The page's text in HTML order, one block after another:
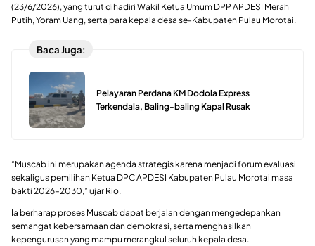
(23/6/2026), yang turut dihadiri Wakil Ketua Umum DPP APDESI Merah
Putih, Yoram Uang, serta para kepala desa se-Kabupaten Pulau Morotai.
Baca Juga:
Pelayaran Perdana KM Dodola Express
Terkendala, Baling-baling Kapal Rusak
“Muscab ini merupakan agenda strategis karena menjadi forum evaluasi
sekaligus pemilihan Ketua DPC APDESI Kabupaten Pulau Morotai masa
bakti 2026–2030,” ujar Rio.
Ia berharap proses Muscab dapat berjalan dengan mengedepankan
semangat kebersamaan dan demokrasi, serta menghasilkan
kepengurusan yang mampu merangkul seluruh kepala desa.